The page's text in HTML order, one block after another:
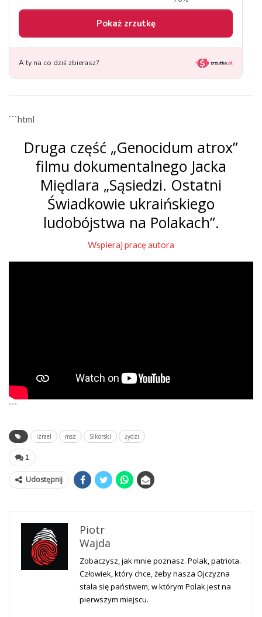
```html
Druga część „Genocidum atrox”
filmu dokumentalnego Jacka
Międlara „Sąsiedzi. Ostatni
Świadkowie ukraińskiego
ludobójstwa na Polakach”.
Wspieraj pracę autora
```
izrael msz Sikorski żydzi
1
Udostępnij
Piotr
Wajda
Zobaczysz, jak mnie poznasz. Polak, patriota.
Człowiek, który chce, żeby nasza Ojczyzna
stała się państwem, w którym Polak jest na
pierwszym miejscu.